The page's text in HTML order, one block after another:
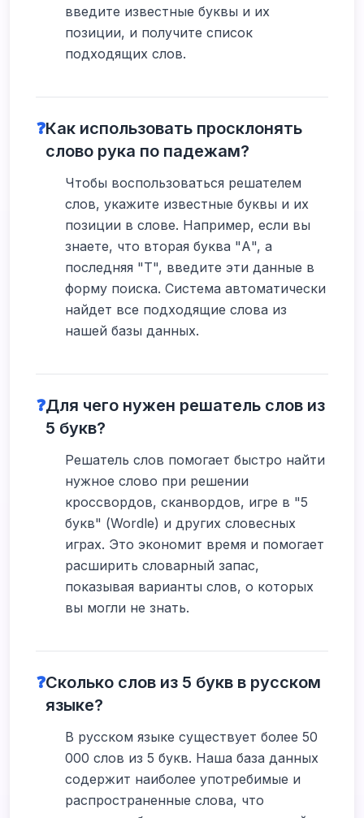
введите известные буквы и их
позиции, и получите список
подходящих слов.
❓Как использовать просклонять
слово рука по падежам?
Чтобы воспользоваться решателем
слов, укажите известные буквы и их
позиции в слове. Например, если вы
знаете, что вторая буква "А", а
последняя "Т", введите эти данные в
форму поиска. Система автоматически
найдет все подходящие слова из
нашей базы данных.
❓Для чего нужен решатель слов из
5 букв?
Решатель слов помогает быстро найти
нужное слово при решении
кроссвордов, сканвордов, игре в "5
букв" (Wordle) и других словесных
играх. Это экономит время и помогает
расширить словарный запас,
показывая варианты слов, о которых
вы могли не знать.
❓Сколько слов из 5 букв в русском
языке?
В русском языке существует более 50
000 слов из 5 букв. Наша база данных
содержит наиболее употребимые и
распространенные слова, что